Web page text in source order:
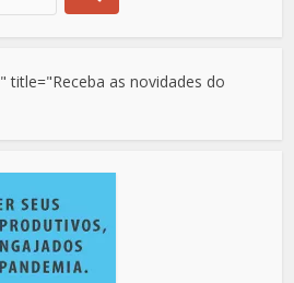
as novidades do